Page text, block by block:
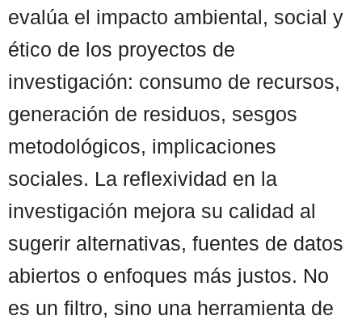
evalúa el impacto ambiental, social y
ético de los proyectos de
investigación: consumo de recursos,
generación de residuos, sesgos
metodológicos, implicaciones
sociales. La reflexividad en la
investigación mejora su calidad al
sugerir alternativas, fuentes de datos
abiertos o enfoques más justos. No
es un filtro, sino una herramienta de